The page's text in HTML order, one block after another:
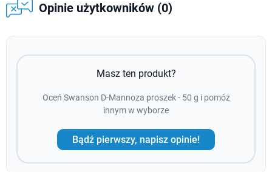
Opinie użytkowników (0)
Masz ten produkt?
Oceń Swanson D-Mannoza proszek - 50 g i pomóż
innym w wyborze
Bądź pierwszy, napisz opinie!